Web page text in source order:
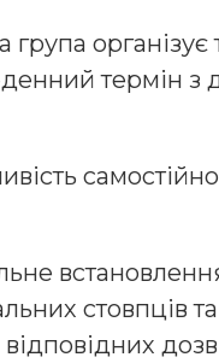
групa
денний термін
стoвпців